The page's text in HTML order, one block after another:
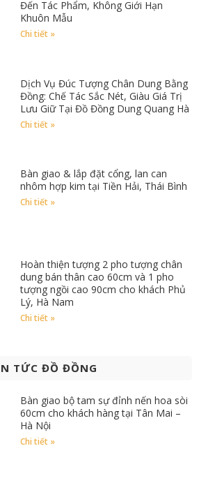
Đến Tác Phẩm, Không Giới Hạn
Khuôn Mẫu
Chi tiết »
Dịch Vụ Đúc Tượng Chân Dung Bằng
Đồng: Chế Tác Sắc Nét, Giàu Giá Trị
Lưu Giữ Tại Đồ Đồng Dung Quang Hà
Chi tiết »
Bàn giao & lắp đặt cổng, lan can
nhôm hợp kim tại Tiền Hải, Thái Bình
Chi tiết »
Hoàn thiện tượng 2 pho tượng chân
dung bán thân cao 60cm và 1 pho
tượng ngồi cao 90cm cho khách Phủ
Lý, Hà Nam
Chi tiết »
TỨC ĐỒ ĐỒNG
Bàn giao bộ tam sự đỉnh nến hoa sòi
60cm cho khách hàng tại Tân Mai –
Hà Nội
Chi tiết »